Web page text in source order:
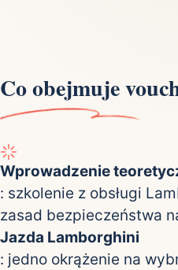
Co obejmuje
Wprowadzenie
: szkolenie z obsługi
zasad bezpieczeństwa
Jazda Lamborghini
: jedno okrążenie na